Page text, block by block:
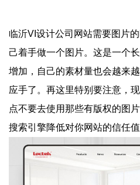
临沂VI设计公司网站需要图片
己着手做一个图片。这是一个
增加，自己的素材量也会越来
应手了。再这里特别要注意，
点不要去使用那些有版权的图
搜索引擎降低对你网站的信任值